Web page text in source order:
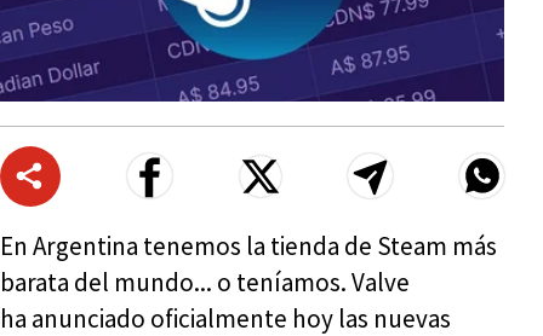
En Argentina tenemos la tienda de Steam más
barata del mundo... o teníamos. Valve
ha anunciado oficialmente hoy las nuevas